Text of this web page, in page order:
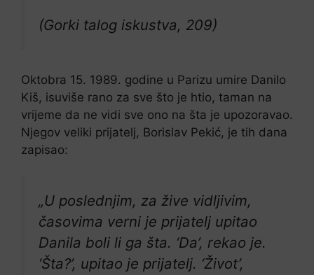
(Gorki talog iskustva, 209)
Oktobra 15. 1989. godine u Parizu umire Danilo
Kiš, isuviše rano za sve što je htio, taman na
vrijeme da ne vidi sve ono na šta je upozoravao.
Njegov veliki prijatelj, Borislav Pekić, je tih dana
zapisao:
„U poslednjim, za žive vidljivim,
časovima verni je prijatelj upitao
Danila boli li ga šta. ‘Da’, rekao je.
‘Šta?’, upitao je prijatelj. ‘Život’,